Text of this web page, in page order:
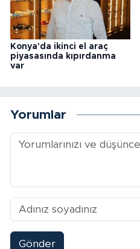
Konya'da ikinci el araç
piyasasında kıpırdanma
var
Yorumlar
Gönder